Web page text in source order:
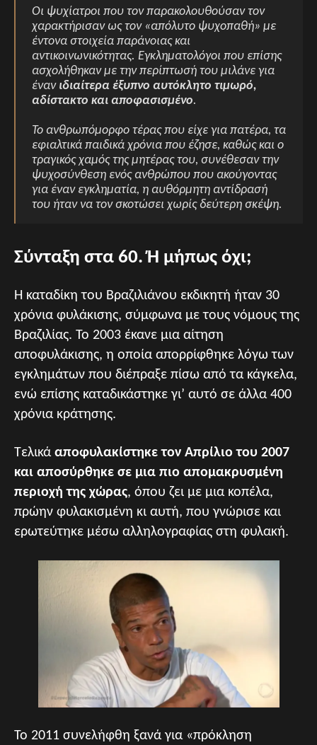
Οι ψυχίατροι που τον παρακολουθούσαν τον
χαρακτήρισαν ως τον «απόλυτο ψυχοπαθή» με
έντονα στοιχεία παράνοιας και
αντικοινωνικότητας. Εγκληματολόγοι που επίσης
ασχολήθηκαν με την περίπτωσή του μιλάνε για
ένανιδιαίτερα έξυπνο αυτόκλητο τιμωρό,
αδίστακτο και αποφασισμένο.
Το ανθρωπόμορφο τέρας που είχε για πατέρα, τα
εφιαλτικά παιδικά χρόνια που έζησε, καθώς και ο
τραγικός χαμός της μητέρας του, συνέθεσαν την
ψυχοσύνθεση ενός ανθρώπου που ακούγοντας
για έναν εγκληματία, η αυθόρμητη αντίδρασή
του ήταν να τον σκοτώσει χωρίς δεύτερη σκέψη.
Σύνταξη στα 60. Ή μήπως όχι;
Η καταδίκη του Βραζιλιάνου εκδικητή ήταν 30
χρόνια φυλάκισης, σύμφωνα με τους νόμους της
Βραζιλίας. Το 2003 έκανε μια αίτηση
αποφυλάκισης, η οποία απορρίφθηκε λόγω των
εγκλημάτων που διέπραξε πίσω από τα κάγκελα,
ενώ επίσης καταδικάστηκε γι’ αυτό σε άλλα 400
χρόνια κράτησης.
Τελικά αποφυλακίστηκε τον Απρίλιο του 2007
και αποσύρθηκε σε μια πιο απομακρυσμένη
περιοχή της χώρας, όπου ζει με μια κοπέλα,
πρώην φυλακισμένη κι αυτή, που γνώρισε και
ερωτεύτηκε μέσω αλληλογραφίας στη φυλακή.
Το 2011 συνελήφθη ξανά για «πρόκληση